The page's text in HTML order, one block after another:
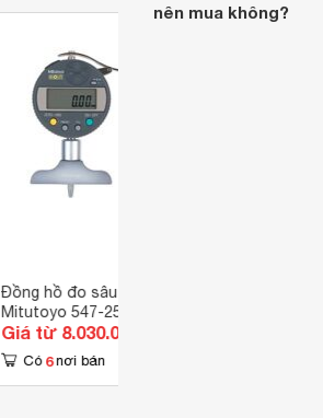
Đồng hồ đo sâu điện tử
Mitutoyo 547-251
Giá từ 8.030.000 đ
Có 6 nơi bán
nên mua không?